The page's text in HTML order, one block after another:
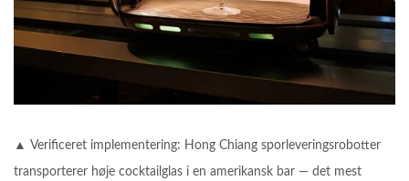
▲ Verificeret implementering: Hong Chiang sporleveringsrobotter
transporterer høje cocktailglas i en amerikansk bar — det mest